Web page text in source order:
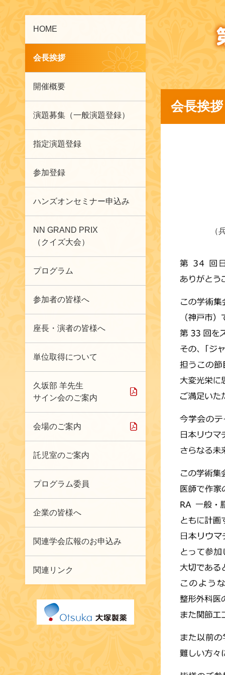
HOME
会長挨拶
開催概要
演題募集（一般演題登録）
指定演題登録
参加登録
ハンズオンセミナー申込み
NN GRAND PRIX
（クイズ大会）
プログラム
参加者の皆様へ
座長・演者の皆様へ
単位取得について
久坂部 羊先生
サイン会のご案内
会場のご案内
託児室のご案内
プログラム委員
企業の皆様へ
関連学会広報のお申込み
関連リンク
会長挨拶
（